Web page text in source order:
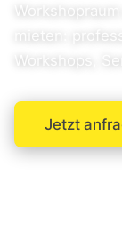
mieten:
Workshops,
Jetzt